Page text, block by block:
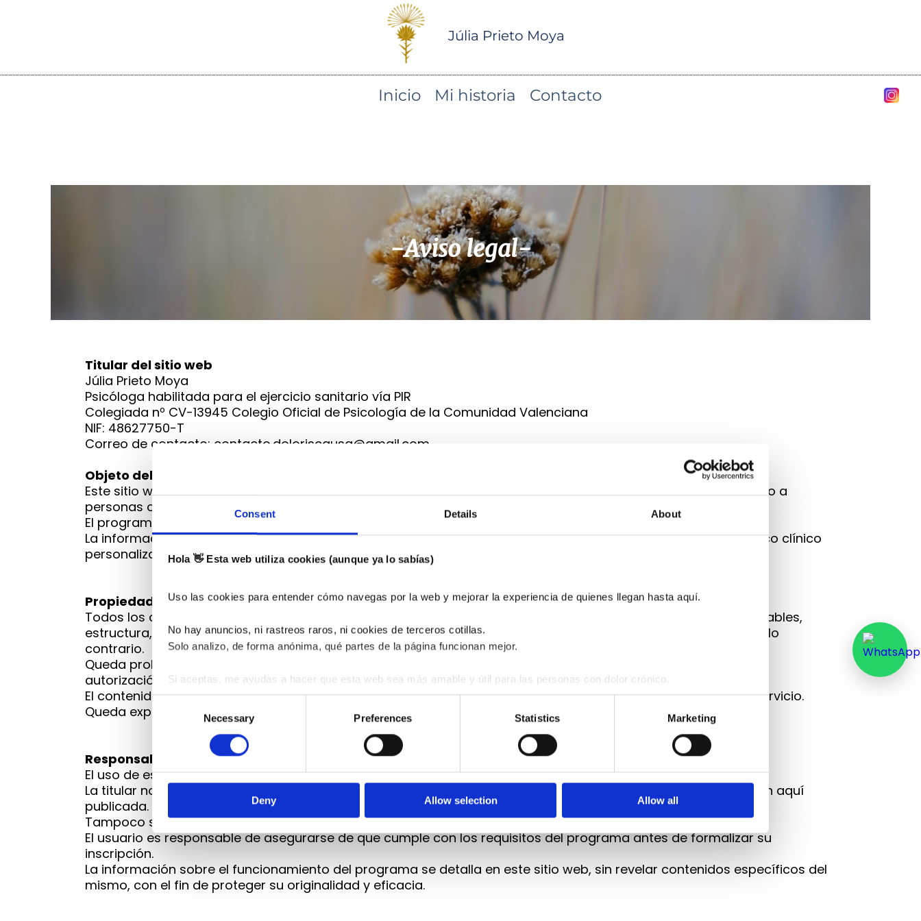
Consent Details About
Hola 👋 Esta web utiliza cookies (aunque ya lo sabías)
Uso las cookies para entender cómo navegas por la web y mejorar la experiencia de quienes llegan hasta aquí.
No hay anuncios, ni rastreos raros, ni cookies de terceros cotillas.
Solo analizo, de forma anónima, qué partes de la página funcionan mejor.
Si aceptas, me ayudas a hacer que esta web sea más amable y útil para las personas con dolor crónico.
Puedes aceptar o decidir qué cookies permitir.
Necessary Preferences Statistics Marketing
Deny Allow selection Allow all
Júlia Prieto Moya
Inicio Mi historia Contacto
-Aviso legal-
Titular del sitio web
Júlia Prieto Moya
Psicóloga habilitada para el ejercicio sanitario vía PIR
Colegiada nº CV-13945 Colegio Oficial de Psicología de la Comunidad Valenciana
NIF: 48627750-T
Correo de contacto: contacto.doloriscausa@gmail.com
Objeto del sitio web
Este sitio web tiene como finalidad informar sobre un programa de intervención psicoterapéutica online dirigido a
personas con dolor crónico de tipo nociplástico.
El programa está diseñado, desarrollado y supervisado por una profesional sanitaria cualificada.
La información aquí contenida tiene carácter divulgativo y orientativo, y en ningún caso sustituye un diagnóstico clínico
personalizado ni constituye terapia psicológica individual directa.
Propiedad intelectual
Todos los contenidos de este sitio web —incluyendo textos, imágenes, logotipos, vídeos, documentos descargables,
estructura, diseño y código fuente— son propiedad intelectual de la titular, salvo que se indique expresamente lo
contrario.
Queda prohibida su reproducción, distribución, comunicación pública, transformación o cualquier otro uso sin
autorización previa y por escrito.
El contenido del programa está protegido y su acceso está restringido a personas que hayan contratado el servicio.
Queda expresamente prohibida su copia, difusión o transmisión a terceros.
Responsabilidad
El uso de este sitio web implica la aceptación íntegra del presente aviso legal.
La titular no se hace responsable del uso inadecuado, indebido o de la interpretación errónea de la información aquí
publicada.
Tampoco se responsabiliza de daños o perjuicios derivados del acceso o uso de los contenidos.
El usuario es responsable de asegurarse de que cumple con los requisitos del programa antes de formalizar su
inscripción.
La información sobre el funcionamiento del programa se detalla en este sitio web, sin revelar contenidos específicos del
mismo, con el fin de proteger su originalidad y eficacia.